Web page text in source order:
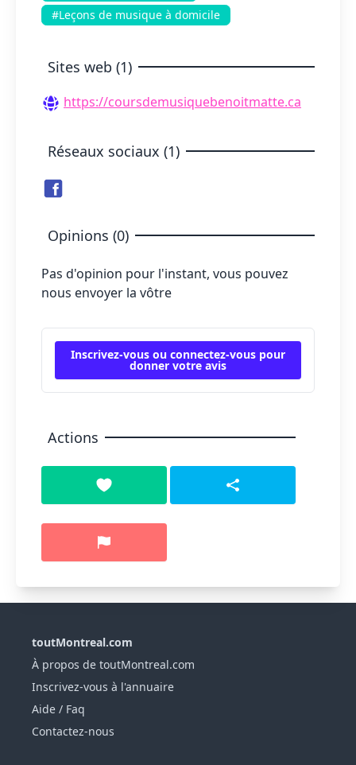
#Leçons de musique à domicile
Sites web (1)
https://coursdemusiquebenoitmatte.ca
Réseaux sociaux (1)
Opinions (0)
Pas d'opinion pour l'instant, vous pouvez
nous envoyer la vôtre
Inscrivez-vous ou connectez-vous pour
donner votre avis
Actions
toutMontreal.com
À propos de toutMontreal.com
Inscrivez-vous à l'annuaire
Aide / Faq
Contactez-nous